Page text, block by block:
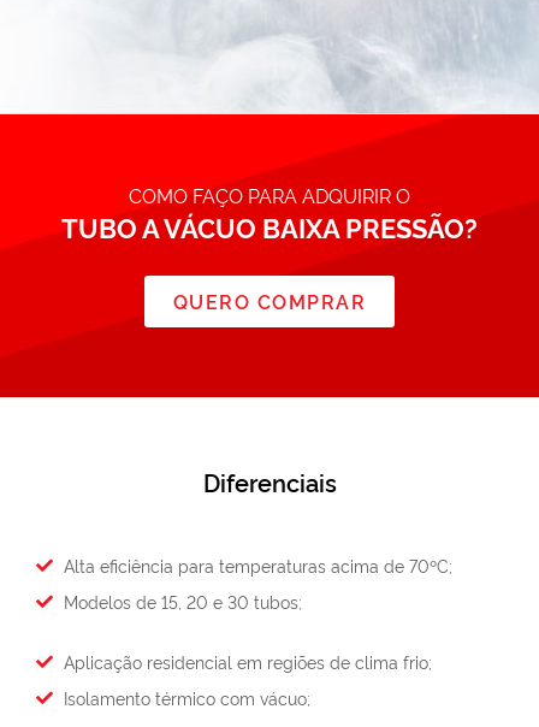
COMO FAÇO PARA ADQUIRIR O
TUBO A VÁCUO BAIXA PRESSÃO?
QUERO COMPRAR
Diferenciais
Alta eficiência para temperaturas acima de 70ºC;
Modelos de 15, 20 e 30 tubos;
Aplicação residencial em regiões de clima frio;
Isolamento térmico com vácuo;